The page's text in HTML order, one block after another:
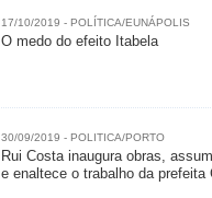
17/10/2019 - POLÍTICA/EUNÁPOLIS
O medo do efeito Itabela
30/09/2019 - POLITICA/PORTO
Rui Costa inaugura obras,
e enaltece o trabalho da prefeita